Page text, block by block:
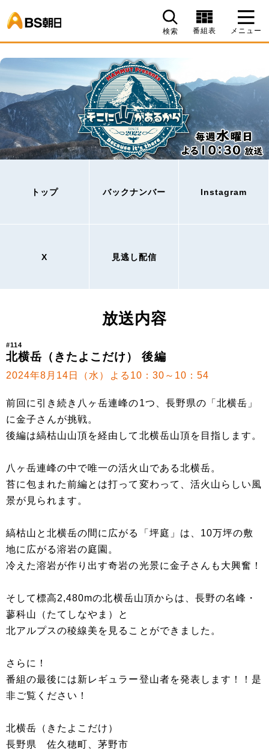
検索 番組表 メニュー
トップ バックナンバー Instagram
X 見逃し配信
放送内容
#114
北横岳（きたよこだけ） 後編
2024年8月14日（水）よる10：30～10：54
前回に引き続き八ヶ岳連峰の1つ、長野県の「北横岳」
に金子さんが挑戦。
後編は縞枯山山頂を経由して北横岳山頂を目指します。
八ヶ岳連峰の中で唯一の活火山である北横岳。
苔に包まれた前編とは打って変わって、活火山らしい風
景が見られます。
縞枯山と北横岳の間に広がる「坪庭」は、10万坪の敷
地に広がる溶岩の庭園。
冷えた溶岩が作り出す奇岩の光景に金子さんも大興奮！
そして標高2,480mの北横岳山頂からは、長野の名峰・
蓼科山（たてしなやま）と
北アルプスの稜線美を見ることができました。
さらに！
番組の最後には新レギュラー登山者を発表します！！是
非ご覧ください！
北横岳（きたよこだけ）
長野県 佐久穂町、茅野市